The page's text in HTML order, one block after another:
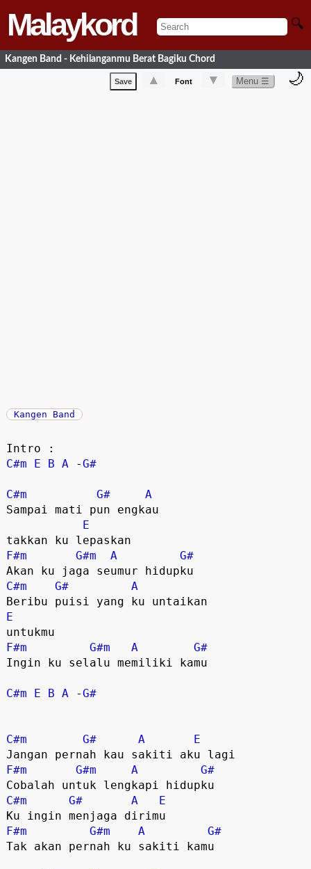
Malaykord 🔍
Kangen Band - Kehilanganmu Berat Bagiku Chord
Save ▲ Font ▼ Menu ☰ 🌙
Kangen Band
C#m
E B A -G#
C#m G#
A
Sampai mati pun engkau
E
F#m
G#m A
G#
C#m
G#
A
E
F#m
G#m A
G#
Ingin ku selalu memiliki kamu
C#m E B A -G#
C#m G# A
E
F#m
G#m A
G#
C#m
G# A
E
F#m
G#m A
G#
Tak akan pernah ku sakiti kamu